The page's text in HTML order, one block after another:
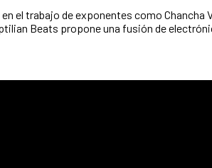
el trabajo de exponentes como Chancha
Beats propone una fusión de